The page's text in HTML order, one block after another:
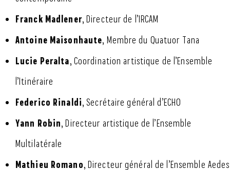
Franck Madlener, Directeur de l’IRCAM
Antoine Maisonhaute, Membre du Quatuor Tana
Lucie Peralta, Coordination artistique de l’Ensemble
l’Itinéraire
Federico Rinaldi, Secrétaire général d’ECHO
Yann Robin, Directeur artistique de l’Ensemble
Multilatérale
Mathieu Romano, Directeur général de l’Ensemble Aedes